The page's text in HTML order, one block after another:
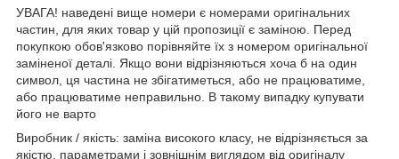
УВАГА! наведені вище номери є номерами оригінальних
частин, для яких товар у цій пропозиції є заміною. Перед
покупкою обов'язково порівняйте їх з номером оригінальної
заміненої деталі. Якщо вони відрізняються хоча б на один
символ, ця частина не збігатиметься, або не працюватиме,
або працюватиме неправильно. В такому випадку купувати
його не варто
Виробник / якість: заміна високого класу, не відрізняється за
якістю, параметрами і зовнішнім виглядом від оригіналу